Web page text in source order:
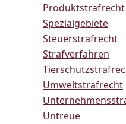
Produktstrafrecht
Spezialgebiete
Steuerstrafrecht
Strafverfahren
Umweltstrafrecht
Untreue